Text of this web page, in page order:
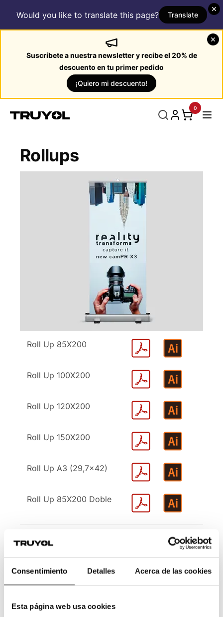
Consentimiento Detalles Acerca de las cookies
Esta página web usa cookies
Would you like to translate this page? Translate
Suscríbete a nuestra newsletter y recibe el 20% de
descuento en tu primer pedido
¡Quiero mi descuento!
0
Rollups
Roll Up 85X200
Roll Up 100X200
Roll Up 120X200
Roll Up 150X200
Roll Up A3 (29,7x42)
Roll Up 85X200 Doble